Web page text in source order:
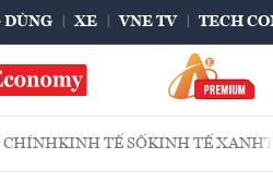
DÙNG XE VNE TV TECH
CHÍNHKINH TẾ SỐKINH TẾ XANH